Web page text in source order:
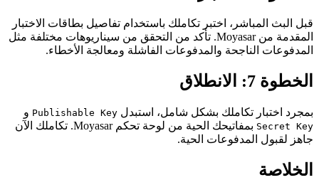
قبل البث المباشر، اختبر تكاملك باستخدام تفاصيل بطاقات الاختبار
المقدمة من Moyasar. تأكد من التحقق من سيناريوهات مختلفة مثل
المدفوعات الناجحة والمدفوعات الفاشلة ومعالجة الأخطاء.
الخطوة 7: الانطلاق
بمجرد اختبار تكاملك بشكل شامل، استبدل Publishable Keyو
Secret Key
بمفاتيحك الحية من لوحة تحكم Moyasar. تكاملك الآن
جاهز لقبول المدفوعات الحية.
الخلاصة